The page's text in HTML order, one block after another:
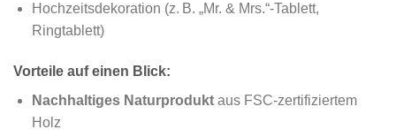
Hochzeitsdekoration (z. B. „Mr. & Mrs.“-Tablett,
Ringtablett)
Vorteile auf einen Blick:
Nachhaltiges Naturproduktaus FSC-zertifiziertem
Holz